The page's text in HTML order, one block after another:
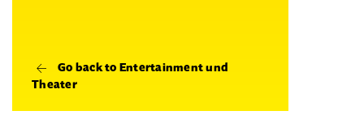
Go back to Entertainment und
Theater